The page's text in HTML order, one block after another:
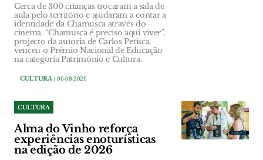
Cerca de 300 crianças trocaram a sala de
aula pelo território e ajudaram a contar a
identidade da Chamusca através do
cinema. “Chamusca é preciso aqui viver”,
projecto da autoria de Carlos Petisca,
venceu o Prémio Nacional de Educação
na categoria Património e Cultura.
CULTURA| 06-08-2026
CULTURA
Alma do Vinho reforça
experiências enoturísticas
na edição de 2026